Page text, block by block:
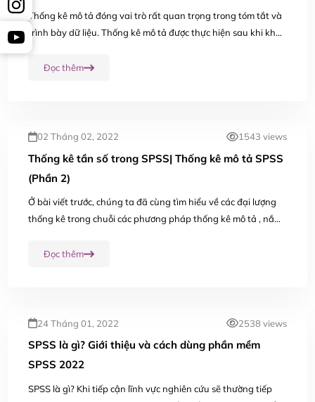
Thống kê mô tả đóng vai trò rất quan trọng trong tóm tắt và
trình bày dữ liệu. Thống kê mô tả được thực hiện sau khi khai
báo, nhập liệu vào SPSS hoặc chuyển dữ liệu từ excel sang
SPSS thành công. Như vậy, thống...
Đọc thêm
02 Tháng 02, 2022 1543 views
Thống kê tần số trong SPSS| Thống kê mô tả SPSS
(Phần 2)
Ở bài viết trước, chúng ta đã cùng tìm hiểu về các đại lượng
thống kê trong chuỗi các phương pháp thống kê mô tả , nắm
bài viết này, MOSL sẽ tiếp tục...
Đọc thêm
24 Tháng 01, 2022 2538 views
SPSS là gì? Giới thiệu và cách dùng phần mềm
SPSS 2022
SPSS là gì? Khi tiếp cận lĩnh vực nghiên cứu sẽ thường tiếp